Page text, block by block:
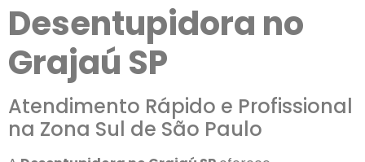
Desentupidora no
Grajaú SP
Atendimento Rápido e Profissional
na Zona Sul de São Paulo